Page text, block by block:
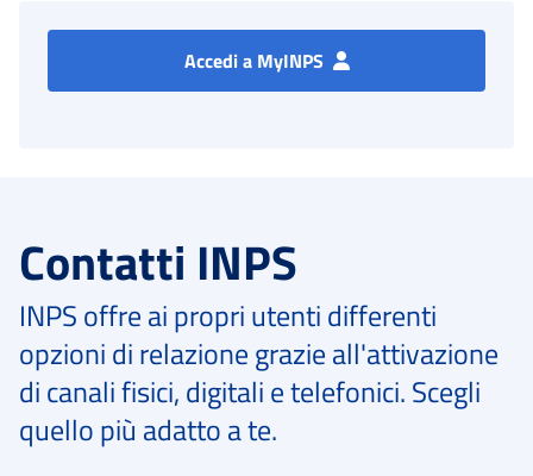
Accedi a MyINPS
Contatti INPS
INPS offre ai propri utenti differenti
opzioni di relazione grazie all'attivazione
di canali fisici, digitali e telefonici. Scegli
quello più adatto a te.